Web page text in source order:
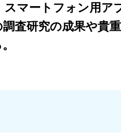
マートフォン用ア
査研究の成果や貴